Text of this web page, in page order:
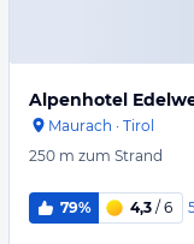
Alpenhotel
Maurach · Tirol
250 m zum Strand
79% 4,3 / 6